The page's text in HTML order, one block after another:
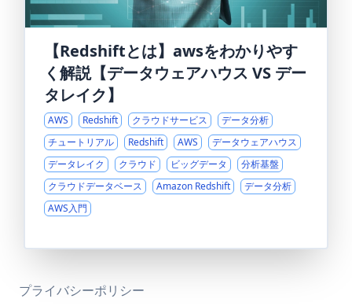
【Redshiftとは】awsをわかりやす
く解説【データウェアハウス VS デー
タレイク】
AWS Redshift クラウドサービス
データ分析
チュートリアル
Redshift AWS
データウェアハウス
データレイク
クラウド ビッグデータ
分析基盤
クラウドデータベース
Amazon Redshift
データ分析
AWS入門
プライバシーポリシー